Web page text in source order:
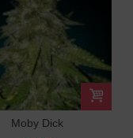
Moby Dick